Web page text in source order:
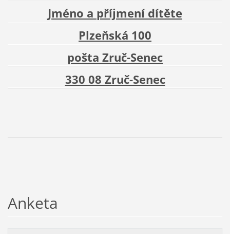
Jméno a příjmení dítěte
Plzeňská 100
pošta Zruč-Senec
330 08 Zruč-Senec
Anketa